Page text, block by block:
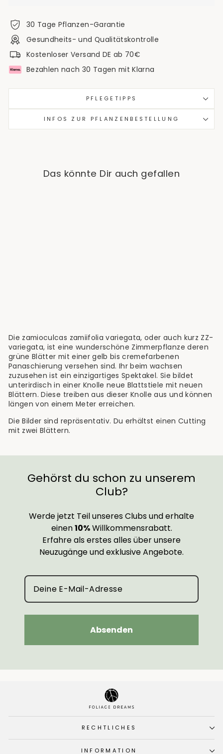
30 Tage Pflanzen-Garantie
Gesundheits- und Qualitätskontrolle
Kostenloser Versand DE ab 70€
Bezahlen nach 30 Tagen mit Klarna
PFLEGETIPPS
INFOS ZUR PFLANZENBESTELLUNG
Das könnte Dir auch gefallen
Die zamioculcas zamiifolia variegata, oder auch kurz ZZ-
variegata, ist eine wunderschöne Zimmerpflanze deren
grüne Blätter mit einer gelb bis cremefarbenen
Panaschierung versehen sind. Ihr beim wachsen
zuzusehen ist ein einzigartiges Spektakel. Sie bildet
unterirdisch in einer Knolle neue Blattstiele mit neuen
Blättern. Diese treiben aus dieser Knolle aus und können
längen von einem Meter erreichen.
Die Bilder sind repräsentativ. Du erhältst einen Cutting
mit zwei Blättern.
Gehörst du schon zu unserem
Club?
Werde jetzt Teil unseres Clubs und erhalte
einen10%Willkommensrabatt.
Erfahre als erstes alles über unsere
Neuzugänge und exklusive Angebote.
Absenden
RECHTLICHES
INFORMATION